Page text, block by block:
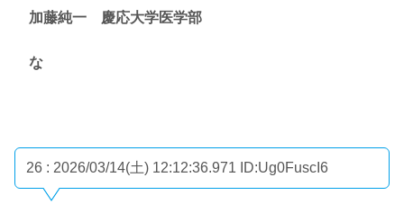
加藤純一 慶応大学医学部
な
26 : 2026/03/14(土) 12:12:36.971 ID:Ug0FuscI6